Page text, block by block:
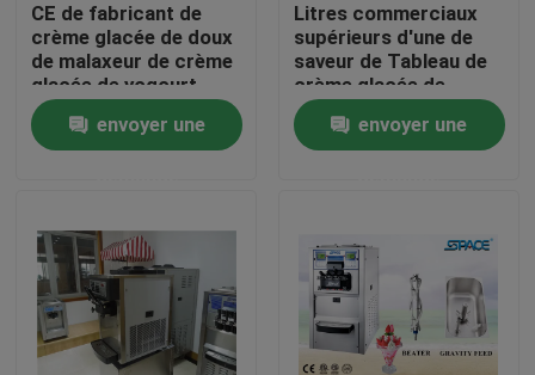
Contactez-nous
nouvelles
Machine molle de crème glacée de service
machine de crème glacée de dessus de table
CE de fabricant de
crème glacée de doux
de malaxeur de crème
glacée de yogourt
glacé de fruit
approuvéenvoyer une
Litres commerciaux
supérieurs d'une de
saveur de Tableau de
crème glacée de
fabricant technologie
18 de l'Italie/heure
envoyer une